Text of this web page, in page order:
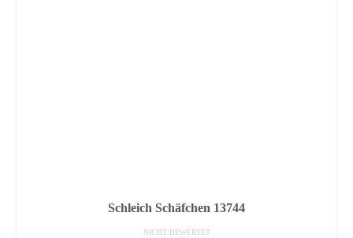
Schleich Schäfchen 13744
NICHT BEWERTET